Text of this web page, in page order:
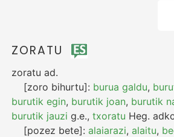
ZORATU
zoratu ad.
[zoro bihurtu]: burua galdu,
burutik egin, burutik joan, burutik
burutik jauzi g.e.,txoratu Heg.
[pozez bete]:alaiarazi,alaitu,